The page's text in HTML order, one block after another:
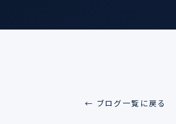
← ブログ一覧に戻る